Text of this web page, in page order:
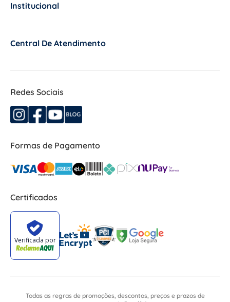
Institucional
Central De Atendimento
Redes Sociais
Formas de Pagamento
Certificados
Todas as regras de promoções, descontos, preços e prazos de